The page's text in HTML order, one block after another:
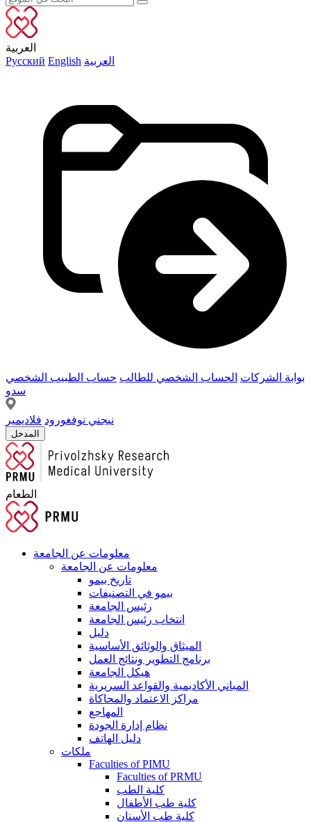
العربية
Русский English العربية
بوابة الشركات الحساب الشخصي للطالب حساب الطبيب الشخصي
سدو
نيجني نوفغورود فلاديمير
المدخل
الطعام
معلومات عن الجامعة
معلومات عن الجامعة
تاريخ بيمو
بيمو في التصنيفات
رئيس الجامعة
انتخاب رئيس الجامعة
دليل
الميثاق والوثائق الأساسية
برنامج التطوير ونتائج العمل
هيكل الجامعة
المباني الأكاديمية والقواعد السريرية
مراكز الاعتماد والمحاكاة
المهاجع
نظام إدارة الجودة
دليل الهاتف
ملكات
Faculties of PIMU
Faculties of PRMU
كلية الطب
كلية طب الأطفال
كلية طب الأسنان